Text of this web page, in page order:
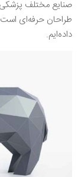
صنایع مختلف
طراحان حرفه‌ای است.
داده‌ایم.